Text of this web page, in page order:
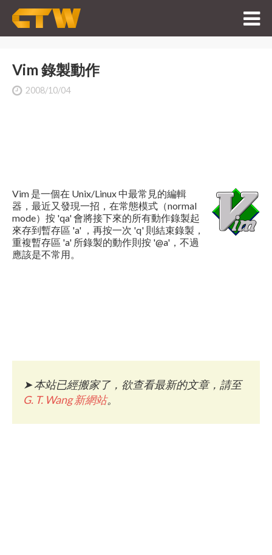
Vim 錄製動作
2008/10/04
Vim 是一個在 Unix/Linux 中最常見的編輯
器，最近又發現一招，在常態模式（normal
mode）按 'qa' 會將接下來的所有動作錄製起
來存到暫存區 'a' ，再按一次 'q' 則結束錄製，
重複暫存區 'a' 所錄製的動作則按 '@a'，不過
應該是不常用。
➤本站已經搬家了，欲查看最新的文章，請至
G. T. Wang 新網站。